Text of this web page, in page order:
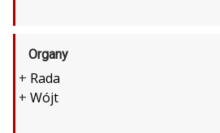
Organy
+ Rada
+ Wójt